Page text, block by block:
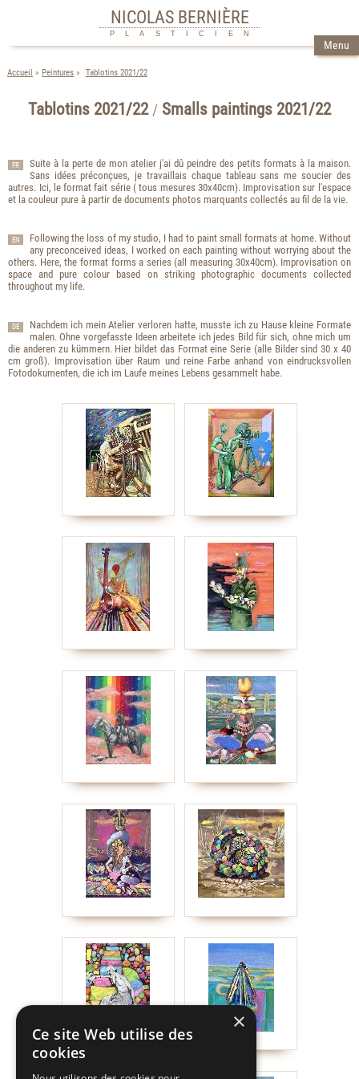
NICOLAS BERNIÈRE
PLASTICIEN
Menu
Accueil Peintures Tablotins 2021/22
Tablotins 2021/22/ Smalls paintings 2021/22
FR
Suite à la perte de mon atelier j'ai dû peindre des petits formats à la maison.
Sans idées préconçues, je travaillais chaque tableau sans me soucier des
autres. Ici, le format fait série ( tous mesures 30x40cm). Improvisation sur l'espace
et la couleur pure à partir de documents photos marquants collectés au fil de la vie.
EN
Following the loss of my studio, I had to paint small formats at home. Without
any preconceived ideas, I worked on each painting without worrying about the
others. Here, the format forms a series (all measuring 30x40cm). Improvisation on
space and pure colour based on striking photographic documents collected
throughout my life.
DE
Nachdem ich mein Atelier verloren hatte, musste ich zu Hause kleine Formate
malen. Ohne vorgefasste Ideen arbeitete ich jedes Bild für sich, ohne mich um
die anderen zu kümmern. Hier bildet das Format eine Serie (alle Bilder sind 30 x 40
cm groß). Improvisation über Raum und reine Farbe anhand von eindrucksvollen
Fotodokumenten, die ich im Laufe meines Lebens gesammelt habe.
×
Ce site Web utilise des
cookies